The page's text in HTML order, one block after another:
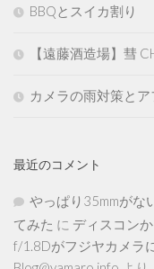
BBQとスイカ割り
【遠藤酒造場】彗
カメラの雨対策と
最近のコメント
やっぱり35mmがな
てみた に ディスコン
f/1.8Dがフジヤカメラ